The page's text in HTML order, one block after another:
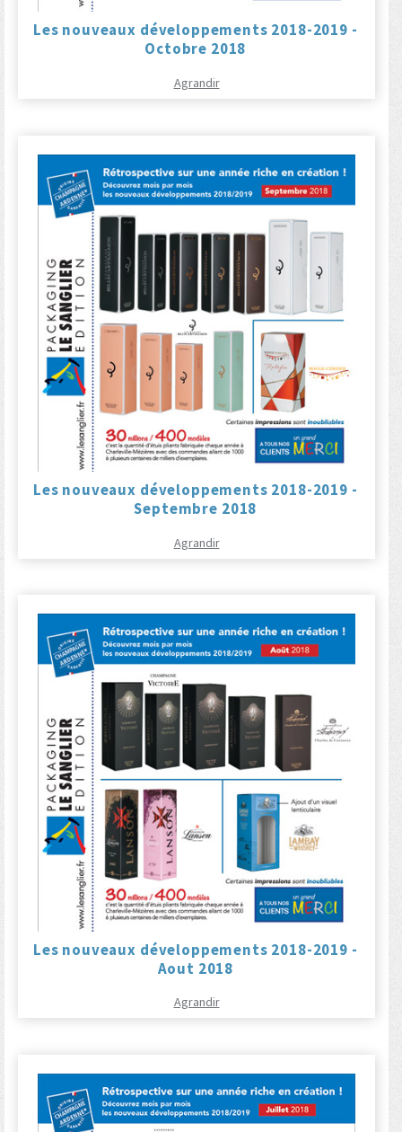
Les nouveaux développements 2018-2019 -
Octobre 2018
Agrandir
Les nouveaux développements 2018-2019 -
Septembre 2018
Agrandir
Les nouveaux développements 2018-2019 -
Aout 2018
Agrandir